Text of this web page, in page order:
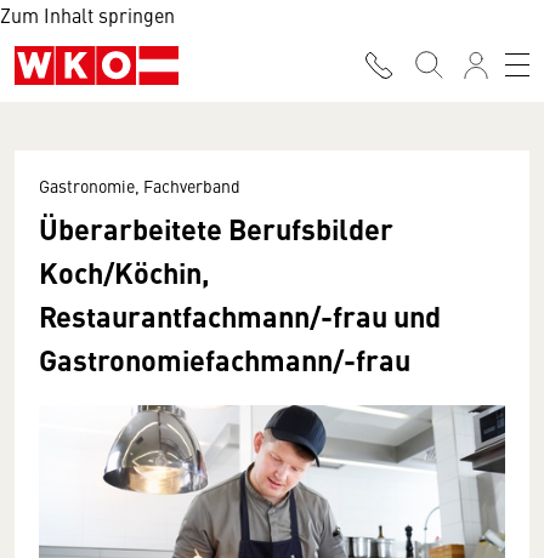
Zum Inhalt springen
Gastronomie, Fachverband
Überarbeitete Berufsbilder
Koch/Köchin,
Restaurantfachmann/-frau und
Gastronomiefachmann/-frau